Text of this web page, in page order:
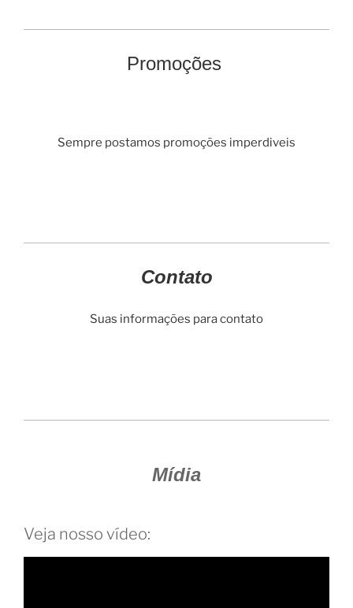
Promoções
Sempre postamos promoções imperdiveis
Contato
Suas informações para contato
Mídia
Veja nosso vídeo: